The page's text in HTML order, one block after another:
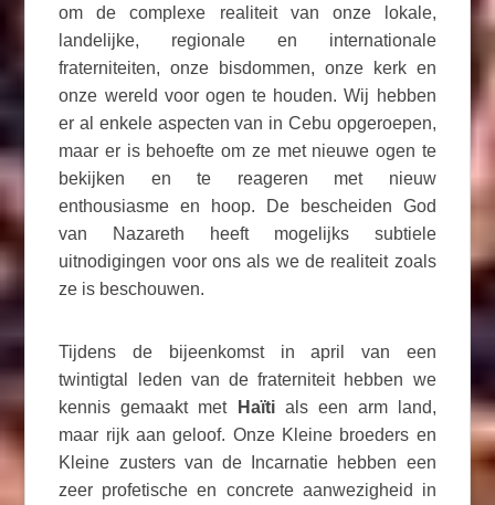
om de complexe realiteit van onze lokale,
landelijke, regionale en internationale
fraterniteiten, onze bisdommen, onze kerk en
onze wereld voor ogen te houden. Wij hebben
er al enkele aspecten van in Cebu opgeroepen,
maar er is behoefte om ze met nieuwe ogen te
bekijken en te reageren met nieuw
enthousiasme en hoop. De bescheiden God
van Nazareth heeft mogelijks subtiele
uitnodigingen voor ons als we de realiteit zoals
ze is beschouwen.
Tijdens de bijeenkomst in april van een
twintigtal leden van de fraterniteit hebben we
kennis gemaakt met
Haïtials een arm land,
maar rijk aan geloof. Onze Kleine broeders en
Kleine zusters van de Incarnatie hebben een
zeer profetische en concrete aanwezigheid in